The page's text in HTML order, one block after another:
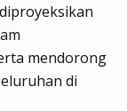
mendorong
di